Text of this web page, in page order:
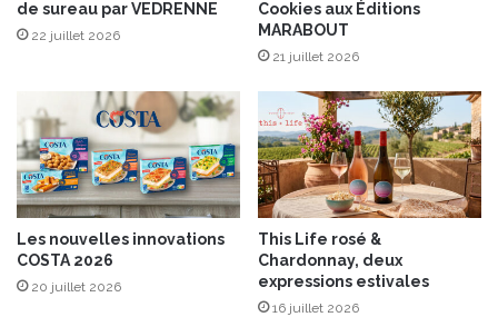
u
j
o
n
C
o
n
s
o
r
r
o
e
s
T
e
r
r
o
i
de sureau par VEDRENNE
22 juillet 2026
Cookies aux Éditions
MARABOUT
21 juillet 2026
Les nouvelles innovations
COSTA 2026
20 juillet 2026
This Life rosé &
Chardonnay, deux
expressions estivales
16 juillet 2026